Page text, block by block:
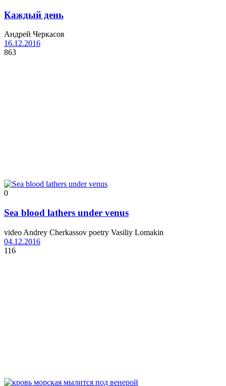
Каждый день
Андрей Черкасов
16.12.2016
863
0
Sea blood lathers under venus
video Andrey Cherkassov poetry Vasiliy Lomakin
04.12.2016
116